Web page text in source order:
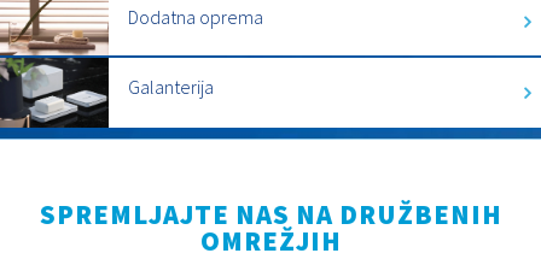
Dodatna oprema
Galanterija
SPREMLJAJTE NAS NA DRUŽBENIH
OMREŽJIH